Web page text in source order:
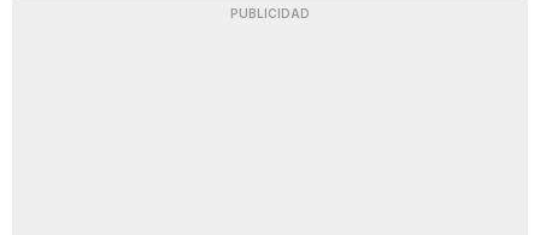
PUBLICIDAD